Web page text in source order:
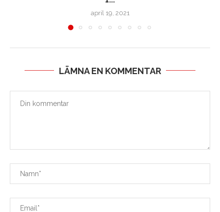
april 19, 2021
LÄMNA EN KOMMENTAR